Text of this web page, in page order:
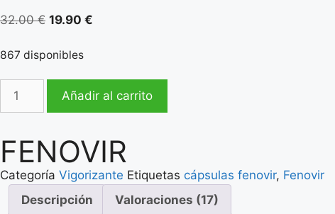
32.00€ El
original
32.00 €.
19.90 €
19.90 €.
867 disponibles
FENOVIR
Añadir al carrito
FENOVIR
Categoría Vigorizante Etiquetas cápsulas fenovir, Fenovir
Descripción
Valoraciones (17)